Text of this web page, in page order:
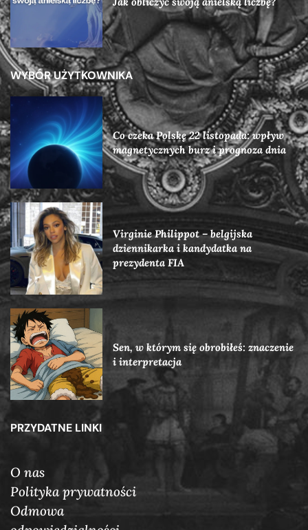
WYBÓR UŻYTKOWNIKA
Co czeka Polskę 22 listopada: wpływ
magnetycznych burz i prognoza dnia
Virginie Philippot – belgijska
dziennikarka i kandydatka na
prezydenta FIA
Sen, w którym się obrobiłeś: znaczenie
i interpretacja
PRZYDATNE LINKI
O nas
Polityka prywatności
Odmowa